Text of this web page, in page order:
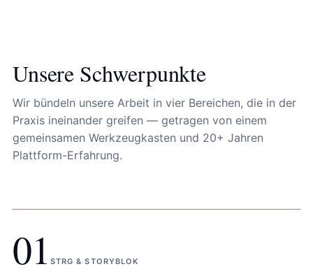
Unsere Schwerpunkte
Wir bündeln unsere Arbeit in vier Bereichen, die in der
Praxis ineinander greifen — getragen von einem
gemeinsamen Werkzeugkasten und 20+ Jahren
Plattform-Erfahrung.
01 STRG & STORYBLOK